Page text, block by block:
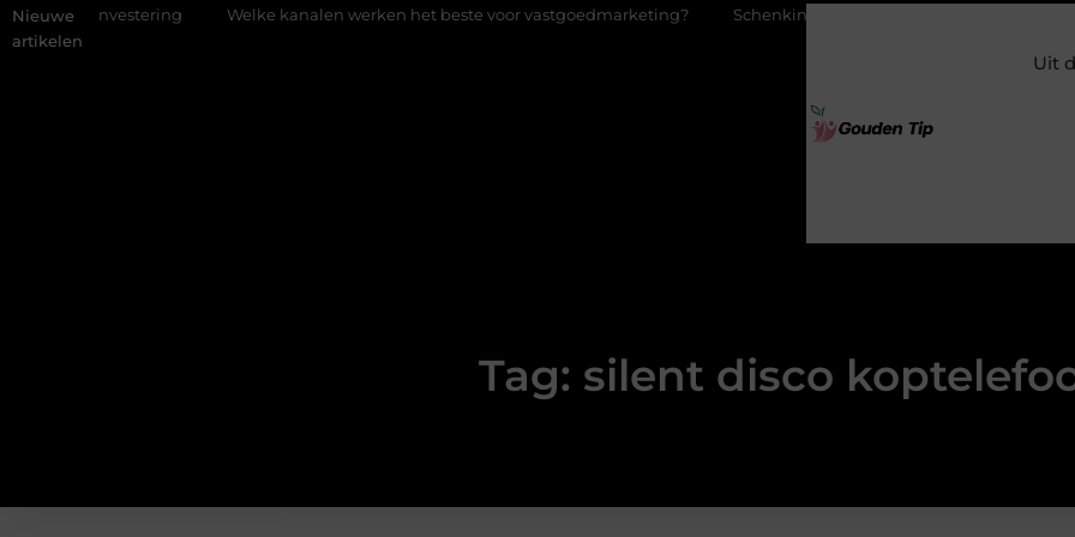
Nieuwe
artikelen
Welke kanalen werken het beste voor vastgoedmarketing? Schenking aan een goed doel: waarom geven zoveel
Uit
Tag: silent disco